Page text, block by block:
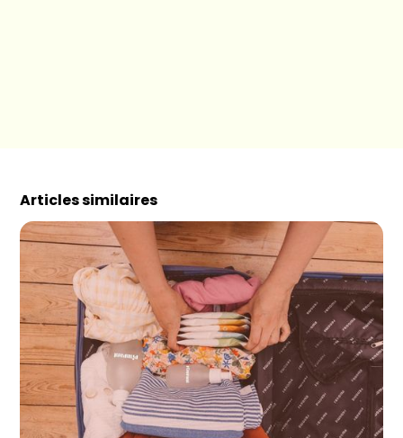
Articles similaires